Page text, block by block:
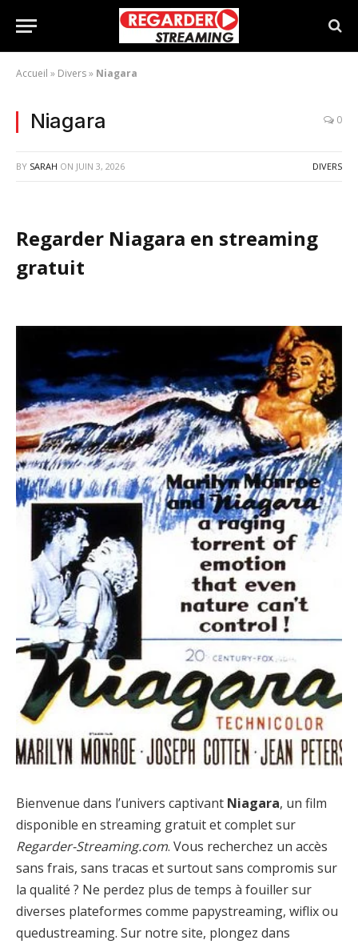
Accueil » Divers» Niagara
Niagara 0
BY SARAH ON JUIN 3, 2026 DIVERS
Regarder Niagara en streaming
gratuit
Bienvenue dans l’univers captivant Niagara, un film
disponible en streaming gratuit et complet sur
Regarder-Streaming.com. Vous recherchez un accès
sans frais, sans tracas et surtout sans compromis sur
la qualité ? Ne perdez plus de temps à fouiller sur
diverses plateformes comme papystreaming, wiflix ou
quedustreaming. Sur notre site, plongez dans